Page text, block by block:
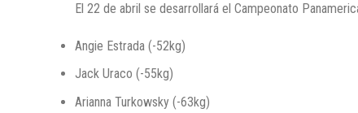
El 22 de abril se desarrollará el Campeonato
Angie Estrada (-52kg)
Jack Uraco (-55kg)
Arianna Turkowsky (-63kg)